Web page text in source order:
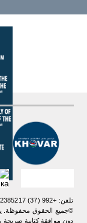
تلفن: +992 (37) 2385217، فاکس: +992 (37) 2232383
©جميع الحقوق محفوظة.
دون موافقة كتابية صريحة